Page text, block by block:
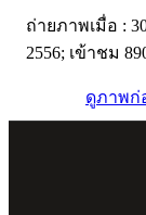
ถ่ายภาพเมื่อ :
2556; เข้าชม
ดูภาพก่